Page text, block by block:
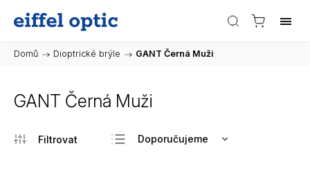
Domů / Dioptrické brýle / GANT Černá Muži
GANT Černá Muži
Doporučujeme